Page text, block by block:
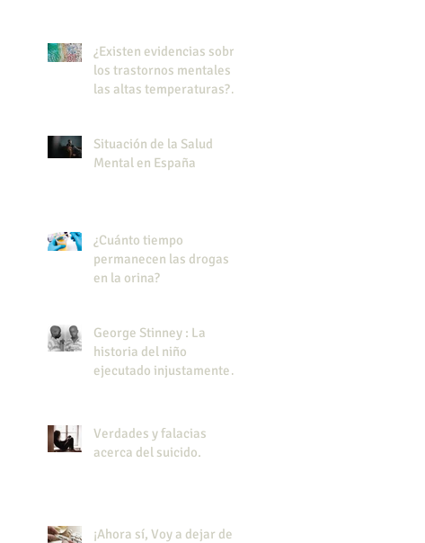
¿Existen evidencias sobre
los trastornos mentales y
las altas temperaturas?
Situación de la Salud
Mental en España
¿Cuánto tiempo
permanecen las drogas
en la orina?
George Stinney : La
historia del niño
ejecutado injustamente
Verdades y falacias
acerca del suicido.
¡Ahora sí, Voy a dejar de